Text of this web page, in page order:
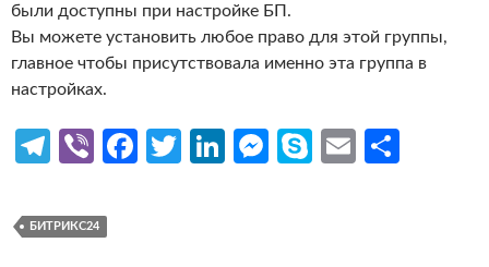
были доступны при настройке БП.
Вы можете установить любое право для этой группы,
главное чтобы присутствовала именно эта группа в
настройках.
Te
gr
Vi
er
Fa
T
Li
M
S
E
БИТРИКС24